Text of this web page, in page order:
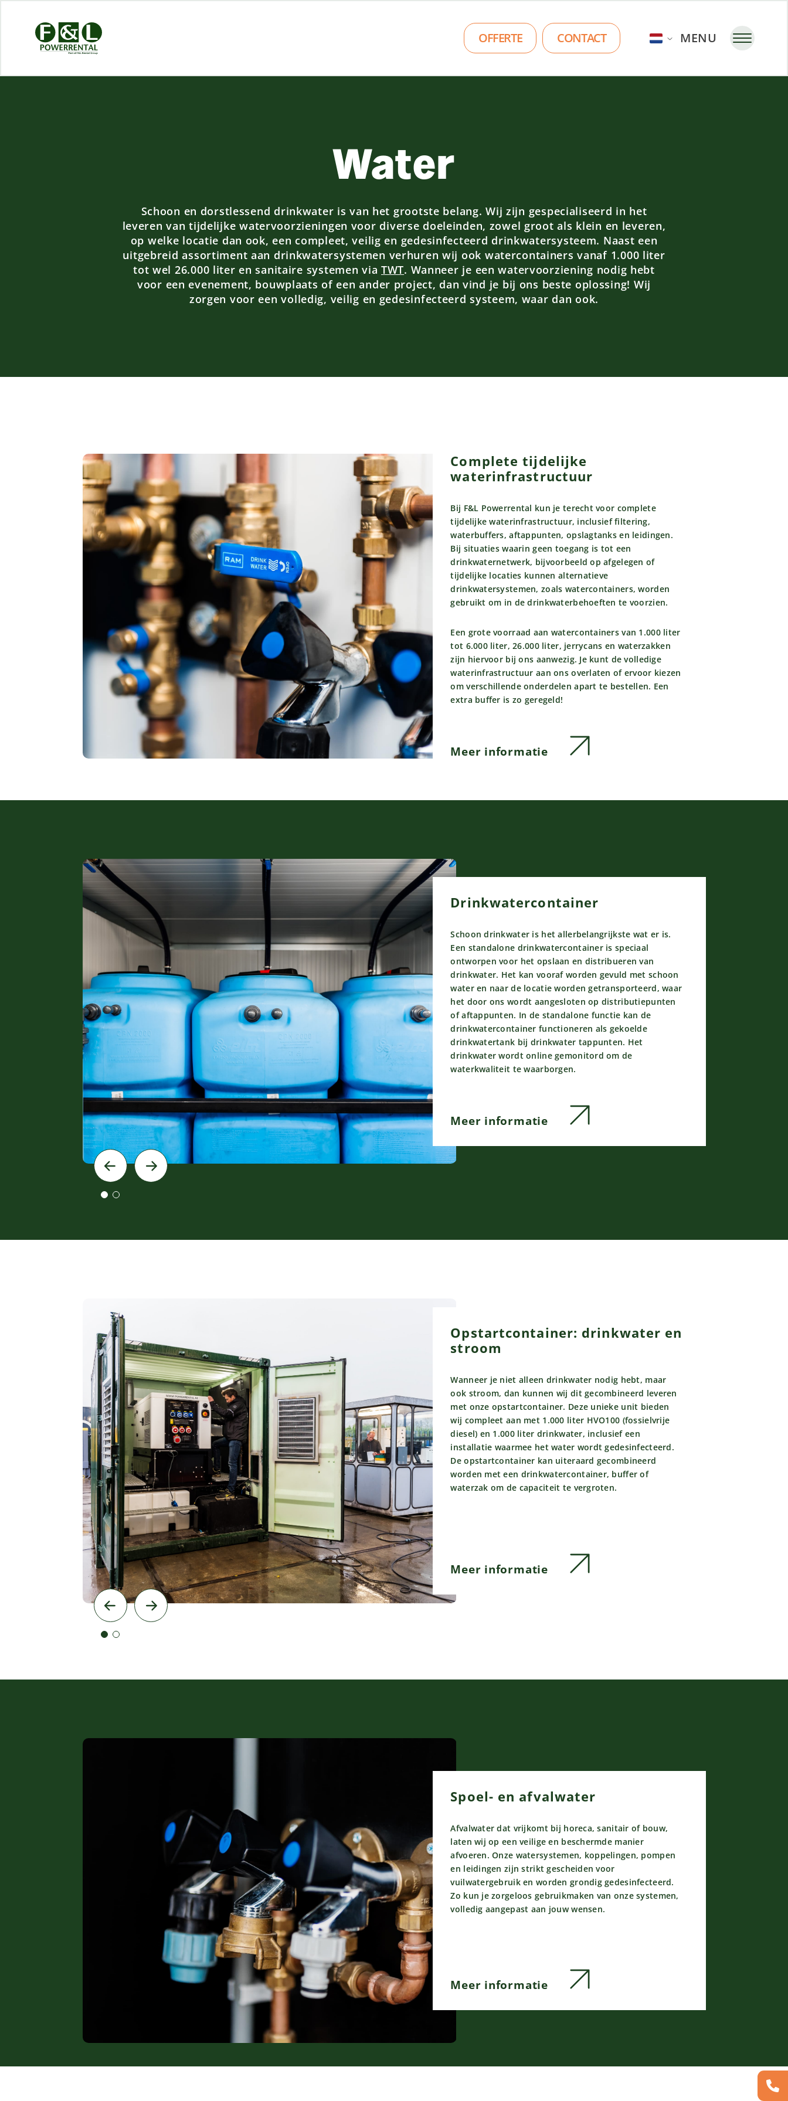
OFFERTE CONTACT MENU
Water
Schoon en dorstlessend drinkwater is van het grootste belang. Wij zijn gespecialiseerd in het
leveren van tijdelijke watervoorzieningen voor diverse doeleinden, zowel groot als klein en leveren,
op welke locatie dan ook, een compleet, veilig en gedesinfecteerd drinkwatersysteem. Naast een
uitgebreid assortiment aan drinkwatersystemen verhuren wij ook watercontainers vanaf 1.000 liter
tot wel 26.000 liter en sanitaire systemen via TWT. Wanneer je een watervoorziening nodig hebt
voor een evenement, bouwplaats of een ander project, dan vind je bij ons beste oplossing! Wij
zorgen voor een volledig, veilig en gedesinfecteerd systeem, waar dan ook.
Complete tijdelijke
waterinfrastructuur
Bij F&L Powerrental kun je terecht voor complete
tijdelijke waterinfrastructuur, inclusief filtering,
waterbuffers, aftappunten, opslagtanks en leidingen.
Bij situaties waarin geen toegang is tot een
drinkwaternetwerk, bijvoorbeeld op afgelegen of
tijdelijke locaties kunnen alternatieve
drinkwatersystemen, zoals watercontainers, worden
gebruikt om in de drinkwaterbehoeften te voorzien.
Een grote voorraad aan watercontainers van 1.000 liter
tot 6.000 liter, 26.000 liter, jerrycans en waterzakken
zijn hiervoor bij ons aanwezig. Je kunt de volledige
waterinfrastructuur aan ons overlaten of ervoor kiezen
om verschillende onderdelen apart te bestellen. Een
extra buffer is zo geregeld!
Meer informatie
Drinkwatercontainer
Schoon drinkwater is het allerbelangrijkste wat er is.
Een standalone drinkwatercontainer is speciaal
ontworpen voor het opslaan en distribueren van
drinkwater. Het kan vooraf worden gevuld met schoon
water en naar de locatie worden getransporteerd, waar
het door ons wordt aangesloten op distributiepunten
of aftappunten. In de standalone functie kan de
drinkwatercontainer functioneren als gekoelde
drinkwatertank bij drinkwater tappunten. Het
drinkwater wordt online gemonitord om de
waterkwaliteit te waarborgen.
Meer informatie
Opstartcontainer: drinkwater en
stroom
Wanneer je niet alleen drinkwater nodig hebt, maar
ook stroom, dan kunnen wij dit gecombineerd leveren
met onze opstartcontainer. Deze unieke unit bieden
wij compleet aan met 1.000 liter HVO100 (fossielvrije
diesel) en 1.000 liter drinkwater, inclusief een
installatie waarmee het water wordt gedesinfecteerd.
De opstartcontainer kan uiteraard gecombineerd
worden met een drinkwatercontainer, buffer of
waterzak om de capaciteit te vergroten.
Meer informatie
Spoel- en afvalwater
Afvalwater dat vrijkomt bij horeca, sanitair of bouw,
laten wij op een veilige en beschermde manier
afvoeren. Onze watersystemen, koppelingen, pompen
en leidingen zijn strikt gescheiden voor
vuilwatergebruik en worden grondig gedesinfecteerd.
Zo kun je zorgeloos gebruikmaken van onze systemen,
volledig aangepast aan jouw wensen.
Meer informatie